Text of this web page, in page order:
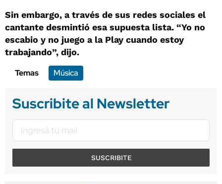
Sin embargo, a través de sus redes sociales el
cantante desmintió esa supuesta lista. “Yo no
escabio y no juego a la Play cuando estoy
trabajando”, dijo.
Temas
Música
Suscribite al Newsletter
SUSCRIBITE